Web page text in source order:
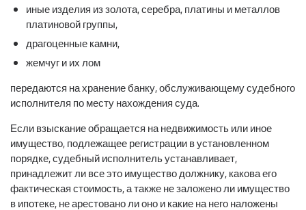
иные изделия из золота, серебра, платины и металлов
платиновой группы,
драгоценные камни,
жемчуг и их лом
передаются на хранение банку, обслуживающему судебного
исполнителя по месту нахождения суда.
Если взыскание обращается на недвижимость или иное
имущество, подлежащее регистрации в установленном
порядке, судебный исполнитель устанавливает,
принадлежит ли все это имущество должнику, какова его
фактическая стоимость, а также не заложено ли имущество
в ипотеке, не арестовано ли оно и какие на него наложены